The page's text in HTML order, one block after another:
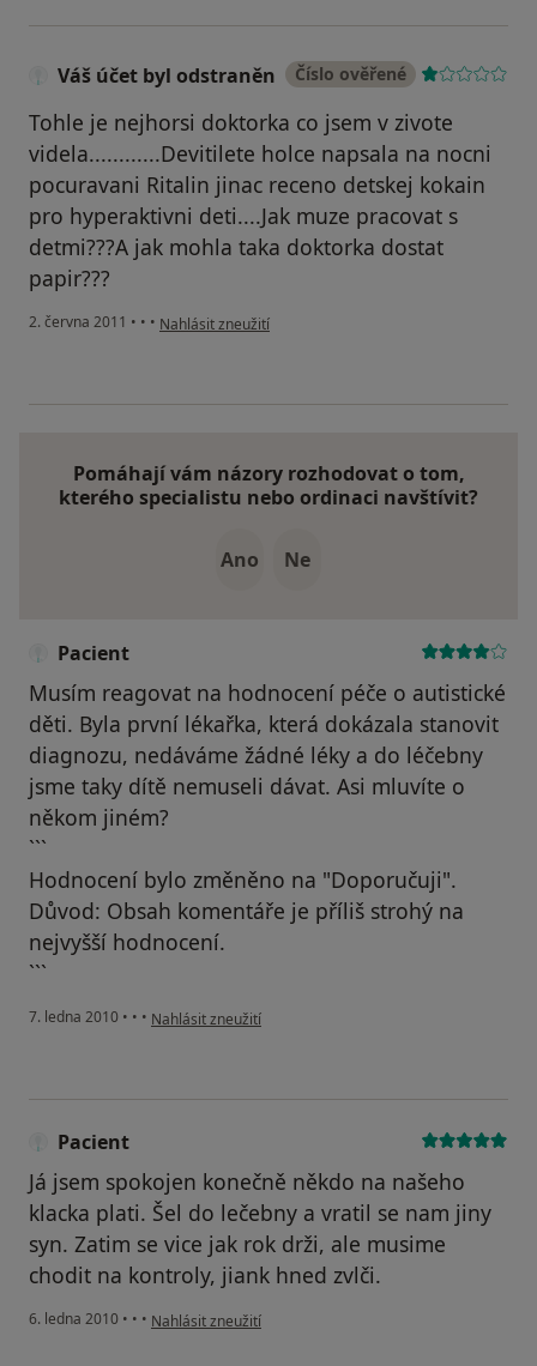
Váš účet byl odstraněn Číslo ověřené
Tohle je nejhorsi doktorka co jsem v zivote
videla............Devitilete holce napsala na nocni
pocuravani Ritalin jinac receno detskej kokain
pro hyperaktivni deti....Jak muze pracovat s
detmi???A jak mohla taka doktorka dostat
papir???
2. června 2011 • • • podle názoru uživatele Váš účet byl odstraněn
Nahlásit zneužití
Pomáhají vám názory rozhodovat o tom,
kterého specialistu nebo ordinaci navštívit?
Ano Ne
Pacient
Musím reagovat na hodnocení péče o autistické
děti. Byla první lékařka, která dokázala stanovit
diagnozu, nedáváme žádné léky a do léčebny
jsme taky dítě nemuseli dávat. Asi mluvíte o
někom jiném?
```
Hodnocení bylo změněno na "Doporučuji".
Důvod: Obsah komentáře je příliš strohý na
nejvyšší hodnocení.
```
7. ledna 2010 • • • podle názoru uživatele Pacient
Nahlásit zneužití
Pacient
Já jsem spokojen konečně někdo na našeho
klacka plati. Šel do lečebny a vratil se nam jiny
syn. Zatim se vice jak rok drži, ale musime
chodit na kontroly, jiank hned zvlči.
6. ledna 2010 • • • podle názoru uživatele Pacient
Nahlásit zneužití